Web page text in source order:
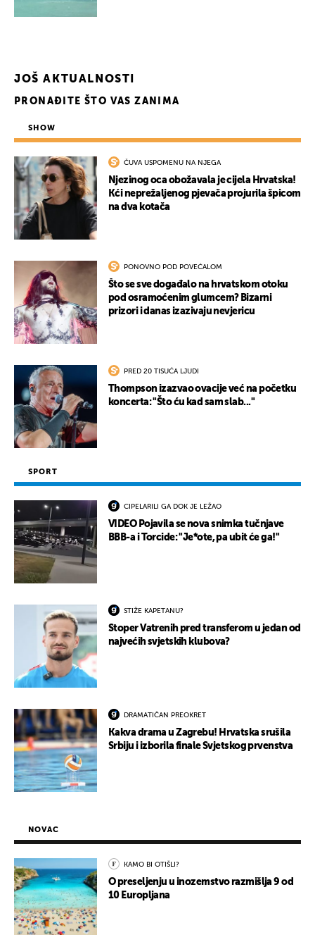
JOŠ AKTUALNOSTI
PRONAĐITE ŠTO VAS ZANIMA
SHOW
ČUVA USPOMENU NA NJEGA
Njezinog oca obožavala je cijela Hrvatska!
Kći neprežaljenog pjevača projurila špicom
na dva kotača
PONOVNO POD POVEĆALOM
Što se sve događalo na hrvatskom otoku
pod osramoćenim glumcem? Bizarni
prizori i danas izazivaju nevjericu
PRED 20 TISUĆA LJUDI
Thompson izazvao ovacije već na početku
koncerta: "Što ću kad sam slab..."
SPORT
CIPELARILI GA DOK JE LEŽAO
VIDEO Pojavila se nova snimka tučnjave
BBB-a i Torcide: "Je*ote, pa ubit će ga!"
STIŽE KAPETANU?
Stoper Vatrenih pred transferom u jedan od
najvećih svjetskih klubova?
DRAMATIČAN PREOKRET
Kakva drama u Zagrebu! Hrvatska srušila
Srbiju i izborila finale Svjetskog prvenstva
NOVAC
KAMO BI OTIŠLI?
O preseljenju u inozemstvo razmišlja 9 od
10 Europljana